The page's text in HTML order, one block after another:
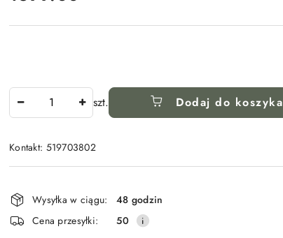
szt. Dodaj do koszyka
Kontakt: 519703802
i
dostawa
Wysyłka w ciągu:
48 godzin
Cena przesyłki:
50